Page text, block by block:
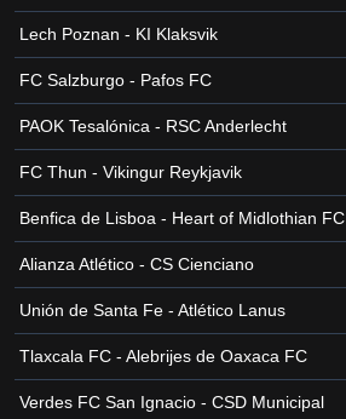
Lech Poznan - KI Klaksvik
FC Salzburgo - Pafos FC
PAOK Tesalónica - RSC Anderlecht
FC Thun - Vikingur Reykjavik
Benfica de Lisboa - Heart of Midlothian FC
Alianza Atlético - CS Cienciano
Unión de Santa Fe - Atlético Lanus
Tlaxcala FC - Alebrijes de Oaxaca FC
Verdes FC San Ignacio - CSD Municipal